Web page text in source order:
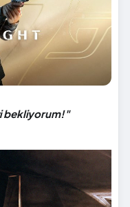
bekliyorum!"